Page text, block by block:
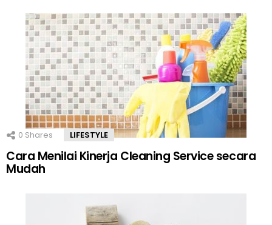
0 Shares LIFESTYLE
Cara Menilai Kinerja Cleaning Service secara
Mudah